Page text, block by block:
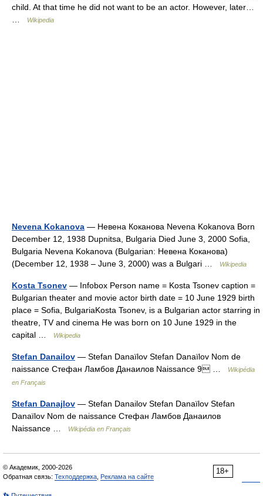
child. At that time he did not want to be an actor. However, later…
Wikipedia
Nevena Kokanova — Невена Коканова Nevena Kokanova Born
December 12, 1938 Dupnitsa, Bulgaria Died June 3, 2000 Sofia,
Bulgaria Nevena Kokanova (Bulgarian: Невена Коканова)
(December 12, 1938 – June 3, 2000) was a Bulgari …
Wikipedia
Kosta Tsonev — Infobox Person name = Kosta Tsonev caption =
Bulgarian theater and movie actor birth date = 10 June 1929 birth
place = Sofia, BulgariaKosta Tsonev, is a Bulgarian actor starring in
theatre, TV and cinema He was born on 10 June 1929 in the
capital …
Wikipedia
Stefan Danailov — Stefan Danaïlov Stefan Danaïlov Nom de
naissance Стефан Ламбов Данаилов Naissance 9 …
Wikipédia
en Français
Stefan Danajlov — Stefan Danailov Stefan Danaïlov Stefan
Danaïlov Nom de naissance Стефан Ламбов Данаилов
Naissance …
Wikipédia en Français
18+
© Академик, 2000-2026
Обратная связь: Техподдержка Реклама на сайте